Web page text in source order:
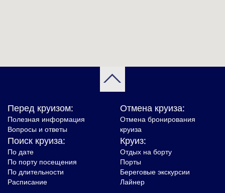
Перед круизом:
Полезная информация
Вопросы и ответы
Отмена круиза:
Отмена бронирования
круиза
Поиск круиза:
По дате
По порту посещения
По длительности
Расписание
Круиз:
Отдых на борту
Порты
Береговые экскурсии
Лайнер